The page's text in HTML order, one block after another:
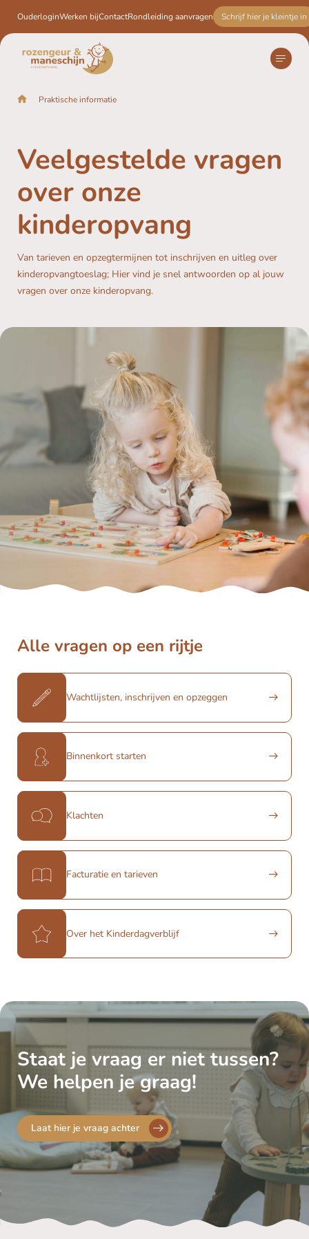
OuderloginWerken bijContactRondleiding aanvragen Schrijf hier je kleintje in
Praktische informatie
Praktische informatie
Veelgestelde vragen
over onze
kinderopvang
Van tarieven en opzegtermijnen tot inschrijven en uitleg over
kinderopvangtoeslag; Hier vind je snel antwoorden op al jouw
vragen over onze kinderopvang.
Alle vragen op een rijtje
Wachtlijsten, inschrijven en opzeggen
Binnenkort starten
Klachten
Facturatie en tarieven
Over het Kinderdagverblijf
Staat je vraag er niet tussen?
We helpen je graag!
Laat hier je vraag achter